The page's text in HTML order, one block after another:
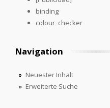
binding
colour_checker
Navigation
Neuester Inhalt
Erweiterte Suche